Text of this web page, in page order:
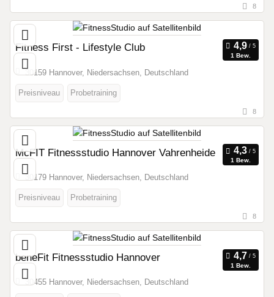
8
Fitness First - Lifestyle Club
1 Bew.
30159 Hannover, Niedersachsen, Deutschland
Preisniveau Probetraining
8
McFIT Fitnessstudio Hannover Vahrenheide
1 Bew.
30179 Hannover, Niedersachsen, Deutschland
Preisniveau Probetraining
8
beneFit Fitnessstudio Hannover
1 Bew.
30455 Hannover, Niedersachsen, Deutschland